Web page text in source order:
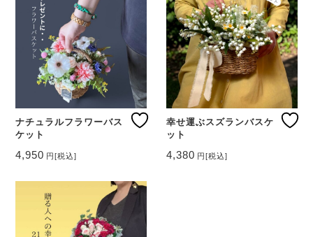
ナチュラルフラワーバス
ケット
4,950 円[税込]
幸せ運ぶスズランバスケ
ット
4,380 円[税込]